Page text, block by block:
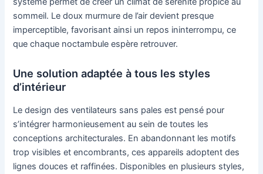
sommeil. Le doux murmure de l’air devient presque
imperceptible, favorisant ainsi un repos ininterrompu, ce
que chaque noctambule espère retrouver.
Une solution adaptée à tous les styles
d’intérieur
Le design des ventilateurs sans pales est pensé pour
s’intégrer harmonieusement au sein de toutes les
conceptions architecturales. En abandonnant les motifs
trop visibles et encombrants, ces appareils adoptent des
lignes douces et raffinées. Disponibles en plusieurs styles,